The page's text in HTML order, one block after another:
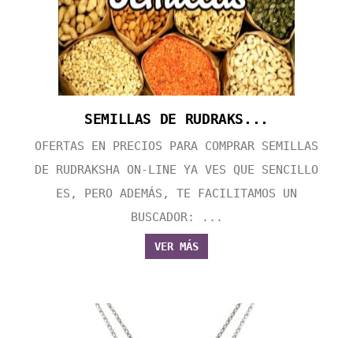
SEMILLAS DE RUDRAKS...
OFERTAS EN PRECIOS PARA COMPRAR SEMILLAS
DE RUDRAKSHA ON-LINE YA VES QUE SENCILLO
ES, PERO ADEMÁS, TE FACILITAMOS UN
BUSCADOR: ...
VER MÁS